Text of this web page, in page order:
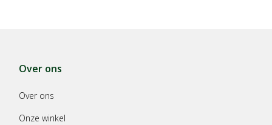
Over ons
Over ons
Onze winkel